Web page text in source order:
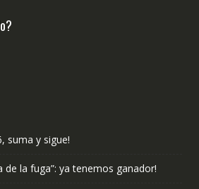
suma y sigue!
de la fuga”: ya tenemos ganador!